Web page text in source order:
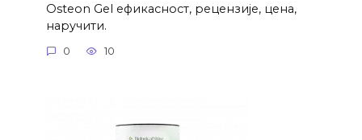
Osteon Gel ефикасност, рецензије, цена,
наручити.
0 10